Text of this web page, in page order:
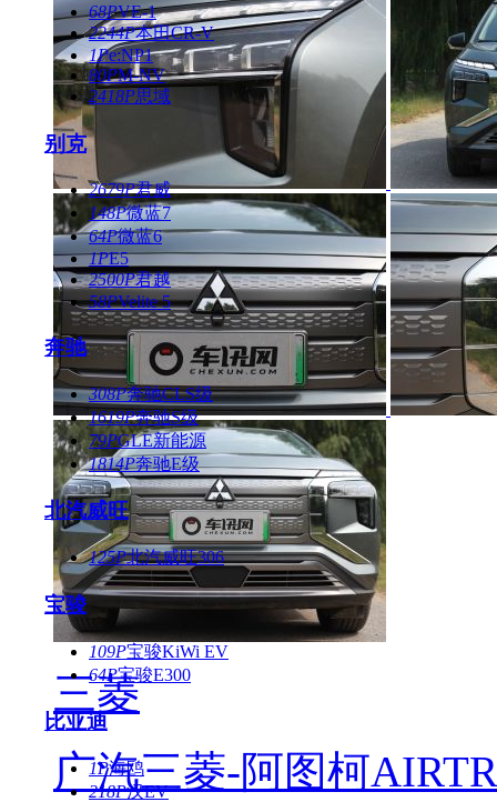
68PVE-1
2244P本田CR-V
1Pe:NP1
80PM-NV
2418P思域
别克
2679P君威
148P微蓝7
64P微蓝6
1PE5
2500P君越
58PVelite 5
奔驰
308P奔驰CLS级
1619P奔驰S级
79PGLE新能源
1814P奔驰E级
北汽威旺
125P北汽威旺306
宝骏
109P宝骏KiWi EV
64P宝骏E300
比亚迪
1P海鸥
218P汉EV
三菱
广汽三菱-阿图柯